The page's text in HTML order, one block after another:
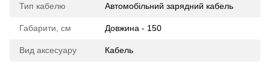
Тип кабелю Автомобільний зарядний кабель
Габарити, см Довжина - 150
Вид аксесуару Кабель